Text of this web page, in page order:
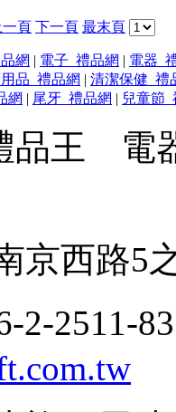
一頁 下一頁 最末頁
網 | 電子_禮品網 | 電器_
品_禮品網 | 清潔保健_禮
網 | 尾牙_禮品網 | 兒童節
品王 電
京西路5
2-